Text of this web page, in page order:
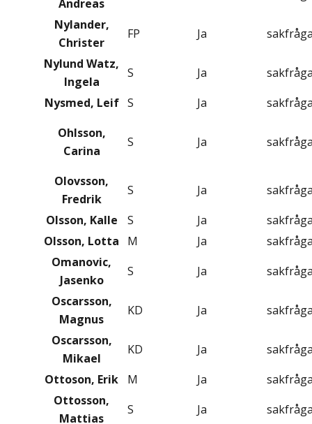
Andreas
Nylander,
Christer
FP Ja
Nylund Watz,
Ingela
S Ja
Nysmed, Leif S Ja
Ohlsson,
Carina
S Ja
Olovsson,
Fredrik
S Ja
Olsson, Kalle
S Ja
Olsson, Lotta
M Ja
Omanovic,
Jasenko
S Ja
Oscarsson,
Magnus
KD Ja
Oscarsson,
Mikael
KD Ja
Ottoson, Erik
M Ja
Ottosson,
Mattias
S Ja